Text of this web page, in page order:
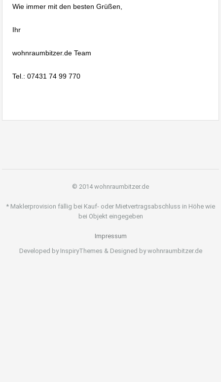
Wie immer mit den besten Grüßen,
Ihr
wohnraumbitzer.de Team
Tel.: 07431 74 99 770
© 2014 wohnraumbitzer.de
* Maklerprovision fällig bei Kauf- oder Mietvertragsabschluss in Höhe wie
bei Objekt eingegeben
Impressum
Developed by InspiryThemes & Designed by wohnraumbitzer.de